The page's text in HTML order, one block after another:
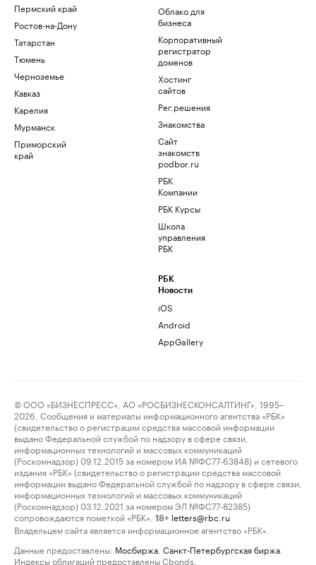
Пермский край
Ростов-на-Дону
Татарстан
Тюмень
Черноземье
Кавказ
Карелия
Мурманск
Приморский
край
Облако для
бизнеса
Корпоративный
регистратор
доменов
Хостинг
сайтов
Рег.решения
Знакомства
Сайт
знакомств
podbor.ru
РБК
Компании
РБК Курсы
Школа
управления
РБК
РБК
Новости
iOS
Android
AppGallery
© ООО «БИЗНЕСПРЕСС», АО «РОСБИЗНЕСКОНСАЛТИНГ», 1995–
2026. Сообщения и материалы информационного агентства «РБК»
(свидетельство о регистрации средства массовой информации
выдано Федеральной службой по надзору в сфере связи,
информационных технологий и массовых коммуникаций
(Роскомнадзор) 09.12.2015 за номером ИА №ФС77-63848) и сетевого
издания «РБК» (свидетельство о регистрации средства массовой
информации выдано Федеральной службой по надзору в сфере связи,
информационных технологий и массовых коммуникаций
(Роскомнадзор) 03.12.2021 за номером ЭЛ №ФС77-82385)
сопровождаются пометкой «РБК».
18+ letters@rbc.ru
Владельцем сайта является информационное агентство «РБК».
Данные предоставлены: Мосбиржа Санкт-Петербургская биржа
Индексы облигаций предоставлены Cbonds.